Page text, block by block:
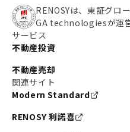
RENOSYは、東証グロ
GA technologiesが運営
サービス
不動産投資
不動産売却
関連サイト
Modern Standard
RENOSY 利諾喜